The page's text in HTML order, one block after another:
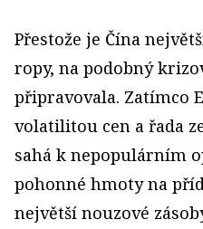
Přestože je Čína
ropy, na podobný
připravovala. Zatímco
volatilitou cen a řada
sahá k nepopulárním
pohonné hmoty na
největší nouzové